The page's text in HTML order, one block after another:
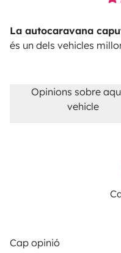
La autocaravana
és un dels vehicles
Opinions sobre
vehicle
Cap opinió